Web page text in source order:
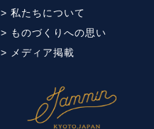
> 私たちについて
> ものづくりへの思い
> メディア掲載